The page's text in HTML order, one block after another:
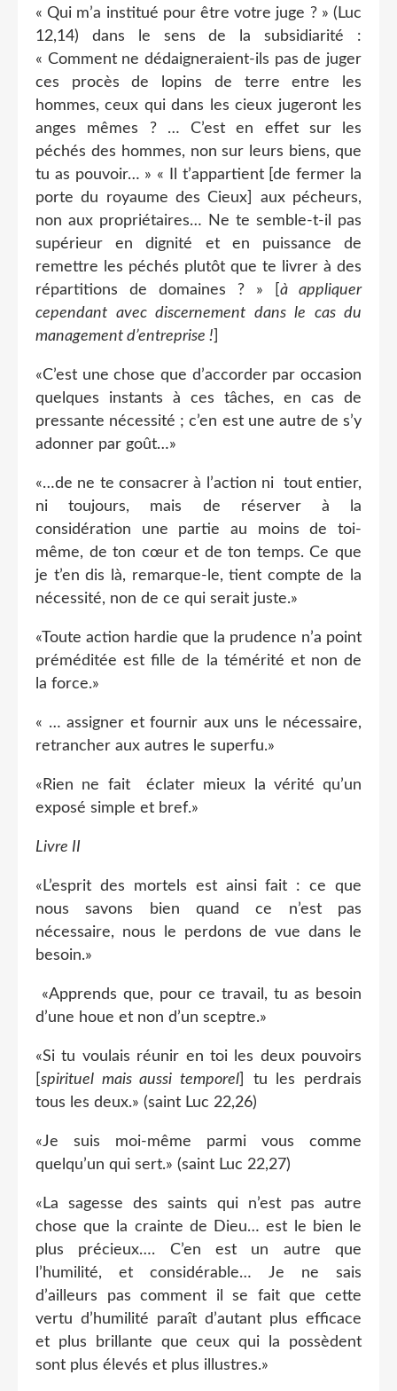
« Qui m’a institué pour être votre juge ? » (Luc
12,14) dans le sens de la subsidiarité :
« Comment ne dédaigneraient-ils pas de juger
ces procès de lopins de terre entre les
hommes, ceux qui dans les cieux jugeront les
anges mêmes ? … C’est en effet sur les
péchés des hommes, non sur leurs biens, que
tu as pouvoir… » « Il t’appartient [de fermer la
porte du royaume des Cieux] aux pécheurs,
non aux propriétaires… Ne te semble-t-il pas
supérieur en dignité et en puissance de
remettre les péchés plutôt que te livrer à des
répartitions de domaines ? » [ à appliquer
cependant avec discernement dans le cas du
management d’entreprise !
«C’est une chose que d’accorder par occasion
quelques instants à ces tâches, en cas de
pressante nécessité ; c’en est une autre de s’y
adonner par goût…»
«…de ne te consacrer à l’action ni
tout entier,
ni toujours, mais de réserver à la
considération une partie au moins de toi-
même, de ton cœur et de ton temps. Ce que
je t’en dis là, remarque-le, tient compte de la
nécessité, non de ce qui serait juste.»
«Toute action hardie que la prudence n’a point
préméditée est fille de la témérité et non de
la force.»
« … assigner et fournir aux uns le nécessaire,
retrancher aux autres le superfu.»
«Rien ne fait
éclater mieux la vérité qu’un
exposé simple et bref.»
Livre II
«L’esprit des mortels est ainsi fait : ce que
nous savons bien quand ce n’est pas
nécessaire, nous le perdons de vue dans le
besoin.»
«Apprends que, pour ce travail, tu as besoin
d’une houe et non d’un sceptre.»
«Si tu voulais réunir en toi les deux pouvoirs
spirituel mais aussi temporel ] tu les perdrais
tous les deux.» (saint Luc 22,26)
«Je suis moi-même parmi vous comme
quelqu’un qui sert.» (saint Luc 22,27)
«La sagesse des saints qui n’est pas autre
chose que la crainte de Dieu… est le bien le
plus précieux…. C’en est un autre que
l’humilité, et considérable… Je ne sais
d’ailleurs pas comment il se fait que cette
vertu d’humilité paraît d’autant plus efficace
et plus brillante que ceux qui la possèdent
sont plus élevés et plus illustres.»